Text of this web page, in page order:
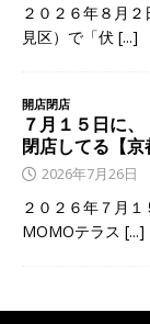
２０２６年８月
見区）で「伏 [...]
開店閉店
７月１５日に
閉店してる【京
2026年7月26日
２０２６年７月
MOMOテラス [...]